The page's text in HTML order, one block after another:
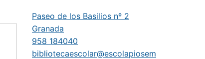
Paseo de los Basilios nº 2
Granada
958 184040
bibliotecaescolar@escolapiosem